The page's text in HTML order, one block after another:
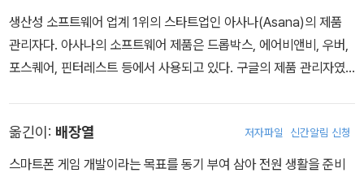
생산성 소프트웨어 업계 1위의 스타트업인 아사나(Asana)의 제품
관리자다. 아사나의 소프트웨어 제품은 드롭박스, 에어비앤비, 우버,
포스퀘어, 핀터레스트 등에서 사용되고 있다. 구글의 제품 관리자였
다. 재키는 코넬대학교에서 컴퓨터과학과 경제학을 전공했다.
옮긴이: 배장열 저자파일 신간알림 신청
스마트폰 게임 개발이라는 목표를 동기 부여 삼아 전원 생활을 준비